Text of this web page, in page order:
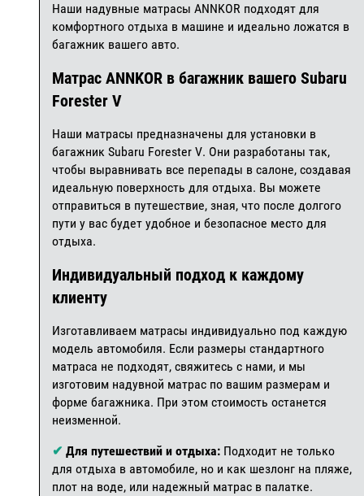
Наши надувные матрасы ANNKOR подходят для
комфортного отдыха в машине и идеально ложатся в
багажник вашего авто.
Матрас ANNKOR в багажник вашего Subaru
Forester V
Наши матрасы предназначены для установки в
багажник Subaru Forester V. Они разработаны так,
чтобы выравнивать все перепады в салоне, создавая
идеальную поверхность для отдыха. Вы можете
отправиться в путешествие, зная, что после долгого
пути у вас будет удобное и безопасное место для
отдыха.
Индивидуальный подход к каждому
клиенту
Изготавливаем матрасы индивидуально под каждую
модель автомобиля. Если размеры стандартного
матраса не подходят, свяжитесь с нами, и мы
изготовим надувной матрас по вашим размерам и
форме багажника. При этом стоимость останется
неизменной.
✔ Для путешествий и отдыха: Подходит не только
для отдыха в автомобиле, но и как шезлонг на пляже,
плот на воде, или надежный матрас в палатке.